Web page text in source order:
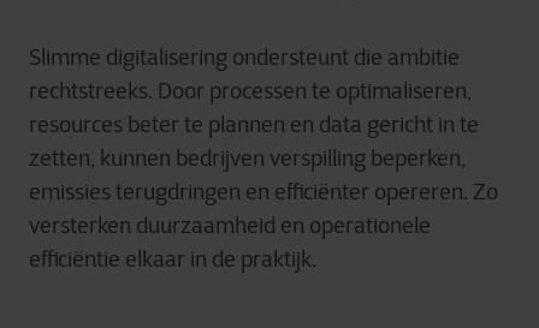
Slimme digitalisering ondersteunt die ambitie
rechtstreeks. Door processen te optimaliseren,
resources beter te plannen en data gericht in te
zetten, kunnen bedrijven verspilling beperken,
emissies terugdringen en efficiënter opereren. Zo
versterken duurzaamheid en operationele
efficiëntie elkaar in de praktijk.